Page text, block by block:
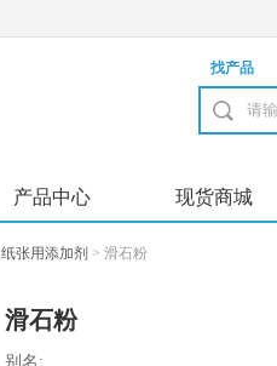
找产品
产品中心 现货商城
纸张用添加剂 > 滑石粉
滑石粉
别名: